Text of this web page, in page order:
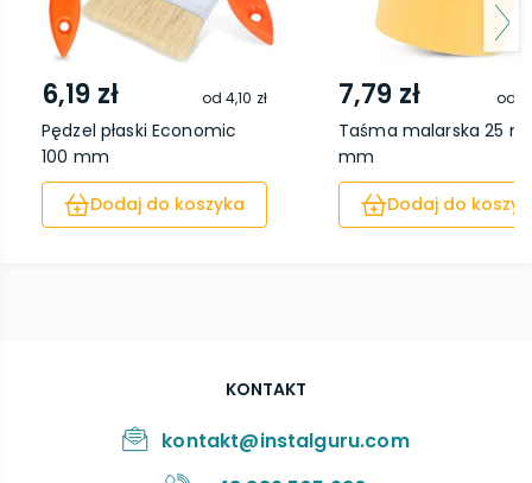
6,19 zł od4,10 zł
Pędzel płaski Economic
100 mm
Dodaj do koszyka
7,79 zł od
Taśma malarska 25
mm
Dodaj do
KONTAKT
kontakt@instalguru.com